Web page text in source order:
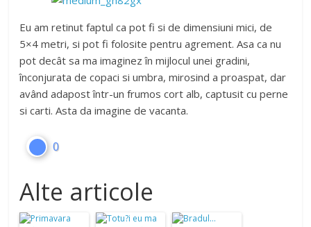
Eu am retinut faptul ca pot fi si de dimensiuni mici, de
5×4 metri, si pot fi folosite pentru agrement. Asa ca nu
pot decât sa ma imaginez în mijlocul unei gradini,
înconjurata de copaci si umbra, mirosind a proaspat, dar
având adapost într-un frumos cort alb, captusit cu perne
si carti. Asta da imagine de vacanta.
0
Alte articole